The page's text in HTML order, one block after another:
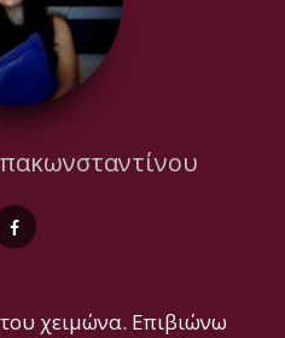
χειμώνα. Επιβιώνω